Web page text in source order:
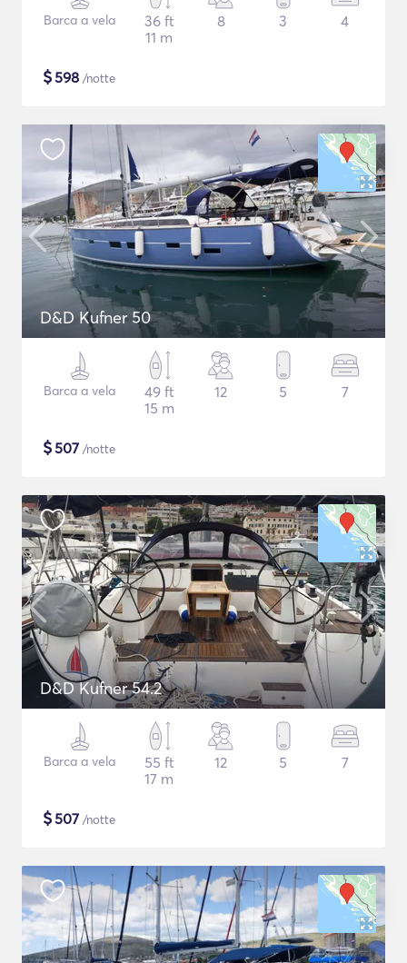
Barca a vela
36 ft
11 m
8 3 4
$598 /notte
D&D Kufner 50
Barca a vela
49 ft
15 m
12 5 7
$507 /notte
D&D Kufner 54.2
Barca a vela
55 ft
17 m
12 5 7
$507 /notte